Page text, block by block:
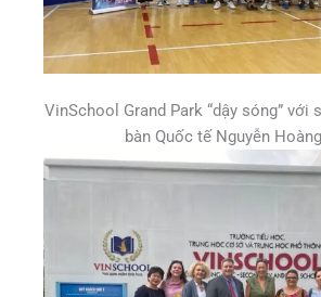
VinSchool Grand Park “dậy sóng” với
bàn Quốc tế Nguyễn